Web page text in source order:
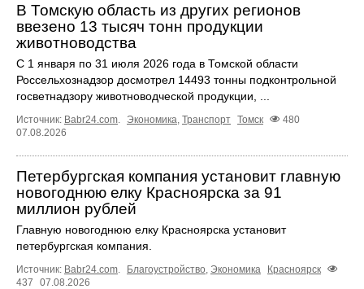
В Томскую область из других регионов
ввезено 13 тысяч тонн продукции
животноводства
С 1 января по 31 июля 2026 года в Томской области
Россельхознадзор досмотрел 14493 тонны подконтрольной
госветнадзору животноводческой продукции, ...
Источник: Babr24.com. Экономика, Транспорт Томск
480
07.08.2026
Петербургская компания установит главную
новогоднюю елку Красноярска за 91
миллион рублей
Главную новогоднюю елку Красноярска установит
петербургская компания.
Источник: Babr24.com. Благоустройство, Экономика
Красноярск
437
07.08.2026